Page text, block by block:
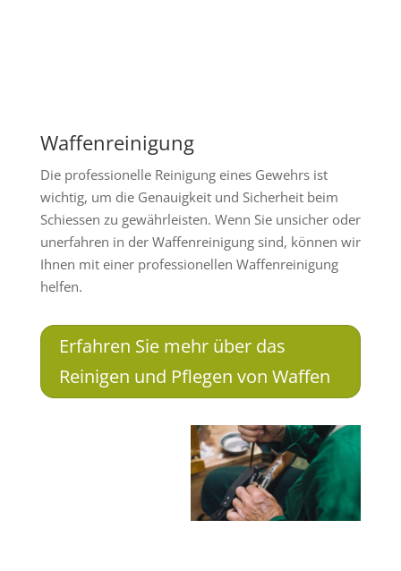
Waffenreinigung
Die professionelle Reinigung eines Gewehrs ist
wichtig, um die Genauigkeit und Sicherheit beim
Schiessen zu gewährleisten. Wenn Sie unsicher oder
unerfahren in der Waffenreinigung sind, können wir
Ihnen mit einer professionellen Waffenreinigung
helfen.
Erfahren Sie mehr über das
Reinigen und Pflegen von Waffen